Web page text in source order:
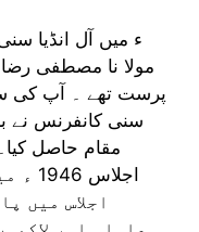
مولا نا مصطفی
پرست تھے ۔ آپ کی
سنی کانفرنس نے
مقام حاصل
اجلاس میں